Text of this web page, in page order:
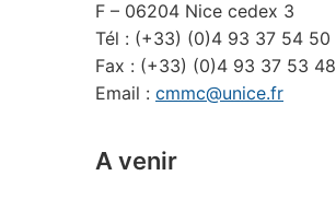
F – 06204 Nice cedex 3
Tél : (+33) (0)4 93 37 54 50
Fax : (+33) (0)4 93 37 53 48
Email : cmmc@unice.fr
A venir